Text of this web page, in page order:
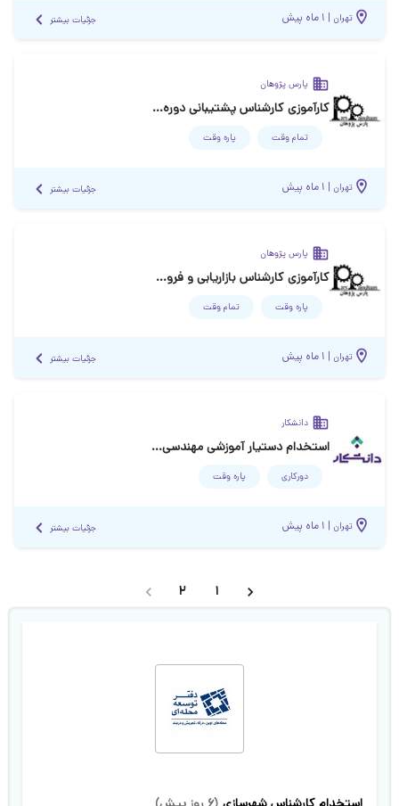
تهران | ۱ ماه پیش جزئیات بیشتر
پارس پژوهان
کارآموزی کارشناس پشتیبانی دوره‌های حضوری
تمام وقت پاره وقت
تهران | ۱ ماه پیش جزئیات بیشتر
پارس پژوهان
کارآموزی کارشناس بازاریابی و فروش (MARKETING SPECIALIST)
پاره وقت تمام وقت
تهران | ۱ ماه پیش جزئیات بیشتر
دانشکار
استخدام دستیار آموزشی مهندسی داده
دورکاری پاره وقت
تهران | ۱ ماه پیش جزئیات بیشتر
1
2